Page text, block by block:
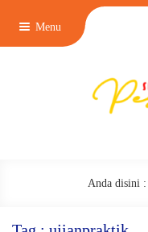
Menu
Anda disini :